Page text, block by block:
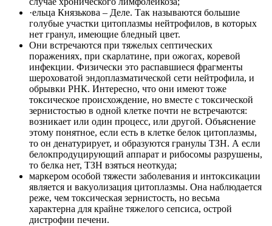
·ельца Князькова – Деле. Так называются большие
голубые участки цитоплазмы нейтрофилов, в которых
нет гранул, имеющие бледный цвет.
Они встречаются при тяжелых септических
поражениях, при скарлатине, при ожогах, коревой
инфекции. Физически это распавшиеся фрагменты
шероховатой эндоплазматической сети нейтрофила, и
обрывки РНК. Интересно, что они имеют тоже
токсическое происхождение, но вместе с токсической
зернистостью в одной клетке почти не встречаются:
возникает или один процесс, или другой. Объяснение
этому понятное, если есть в клетке белок цитоплазмы,
то он денатурирует, и образуются гранулы ТЗН. А если
белокпродуцирующий аппарат и рибосомы разрушены,
то белка нет, ТЗН взяться неоткуда;
маркером особой тяжести заболевания и интоксикации
является и вакуолизация цитоплазмы. Она наблюдается
реже, чем токсическая зернистость, но весьма
характерна для крайне тяжелого сепсиса, острой
дистрофии печени.